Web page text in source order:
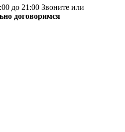
до 21:00 Звоните или
договоримся